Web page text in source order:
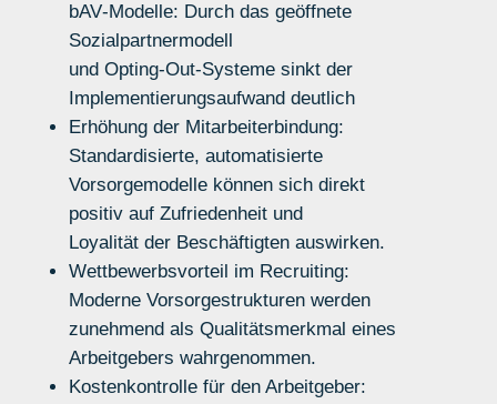
bAV‑Modelle: Durch das geöffnete
Sozialpartnermodell
und Opting‑Out‑Systeme sinkt der
Implementierungsaufwand deutlich
Erhöhung der Mitarbeiterbindung:
Standardisierte, automatisierte
Vorsorgemodelle können sich direkt
positiv auf Zufriedenheit und
Loyalität der Beschäftigten auswirken.
Wettbewerbsvorteil im Recruiting:
Moderne Vorsorgestrukturen werden
zunehmend als Qualitätsmerkmal eines
Arbeitgebers wahrgenommen.
Kostenkontrolle für den Arbeitgeber: